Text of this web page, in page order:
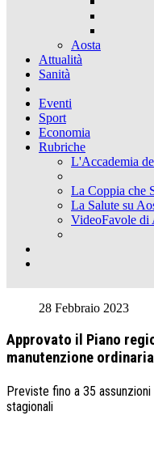
Aosta
Attualità
Sanità
Eventi
Sport
Economia
Rubriche
L'Accademia
La Coppia che
La Salute su
VideoFavole di
28 Febbraio 2023
Approvato il Piano
manutenzione ordinaria
Previste fino a 35
stagionali